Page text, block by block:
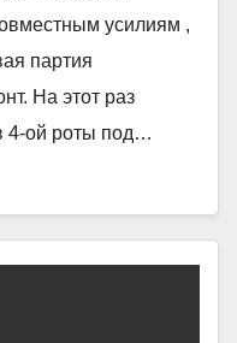
усилиям ,
партия
На этот раз
4-ой роты под…